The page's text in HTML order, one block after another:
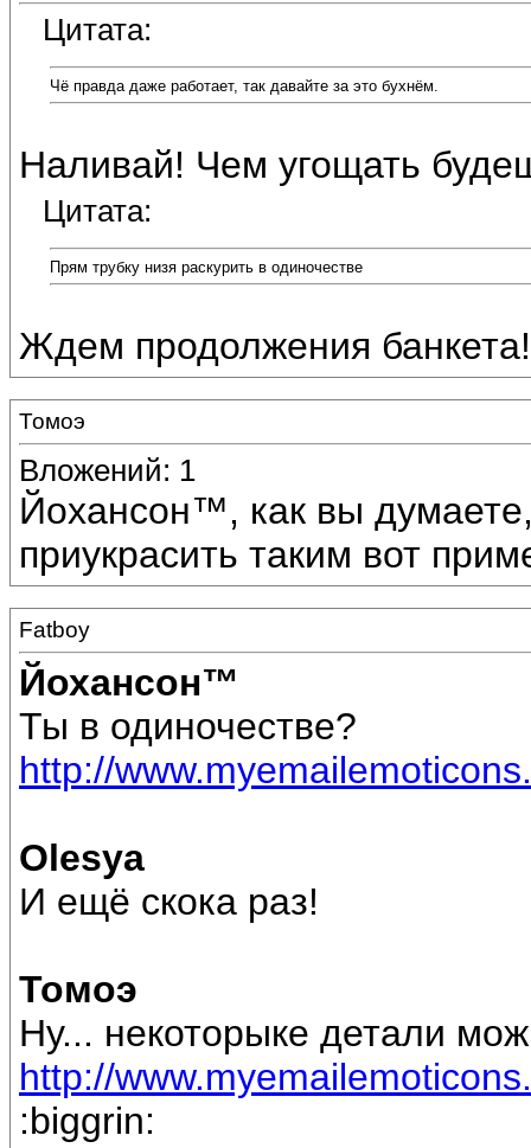
Цитата:
Чё правда даже работает, так давайте за это бухнём.
Наливай! Чем угощать
Цитата:
Прям трубку низя раскурить в одиночестве
Ждем продолжения
Томоэ
Вложений: 1
Йохансон™, как вы
приукрасить таким вот
Fatboy
Йохансон™
Ты в одиночестве?
http://
Olesya
И ещё скока раз!
Томоэ
Ну... некоторыке детали
http://
:biggrin: